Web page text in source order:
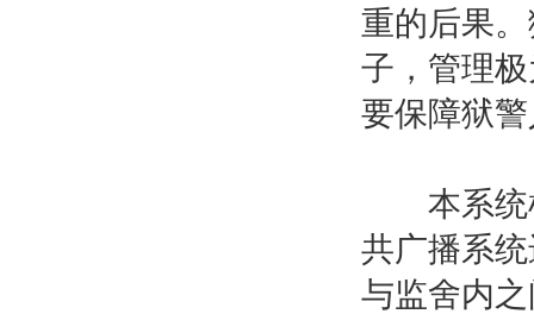
重的后果
子，管理
要保障狱
本系统根
共广播系
与监舍内